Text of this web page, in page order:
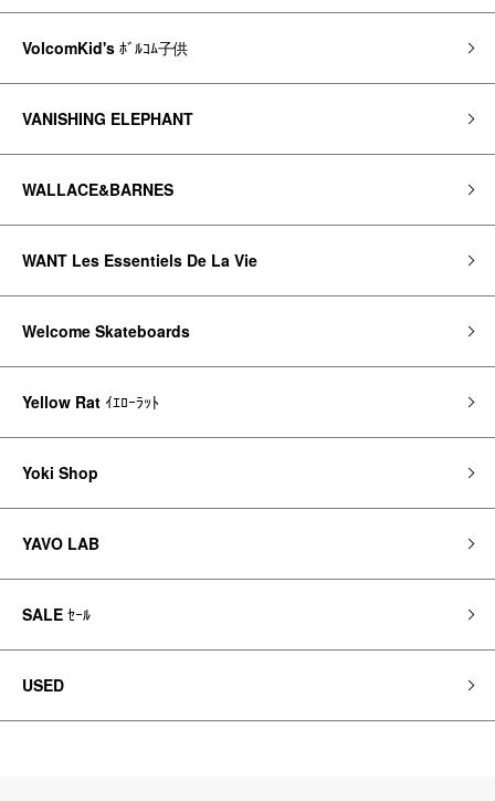
VolcomKid's ﾎﾞﾙｺﾑ子供
VANISHING ELEPHANT
WALLACE&BARNES
WANT Les Essentiels De La Vie
Welcome Skateboards
Yellow Rat ｲｴﾛｰﾗｯﾄ
Yoki Shop
YAVO LAB
SALE ｾｰﾙ
USED